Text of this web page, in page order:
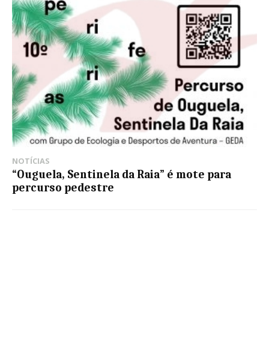
NOTÍCIAS
“Ouguela, Sentinela da Raia” é mote para
percurso pedestre